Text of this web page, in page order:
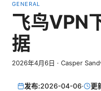
GENERAL
飞鸟VPN
据
2026年4月6日 · Casper
发布:2026-04-06· 更